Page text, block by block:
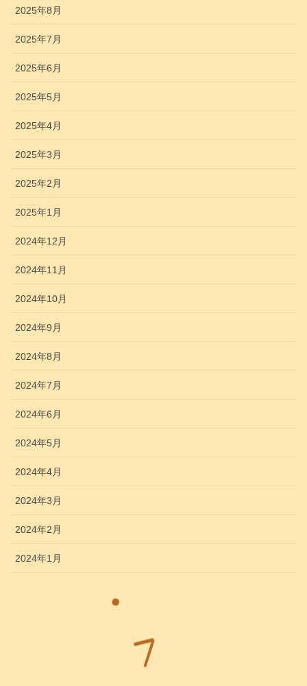
2025年8月
2025年7月
2025年6月
2025年5月
2025年4月
2025年3月
2025年2月
2025年1月
2024年12月
2024年11月
2024年10月
2024年9月
2024年8月
2024年7月
2024年6月
2024年5月
2024年4月
2024年3月
2024年2月
2024年1月